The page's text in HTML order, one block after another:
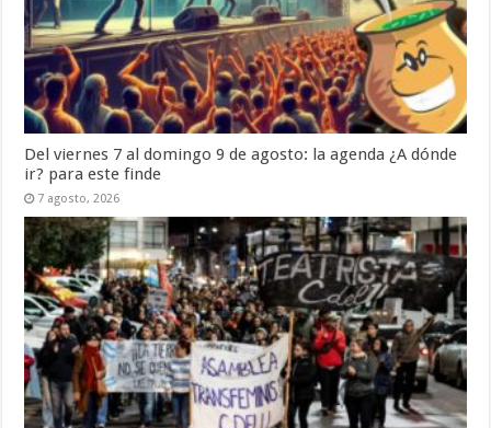
Del viernes 7 al domingo 9 de agosto: la agenda ¿A dónde
ir? para este finde
7 agosto, 2026